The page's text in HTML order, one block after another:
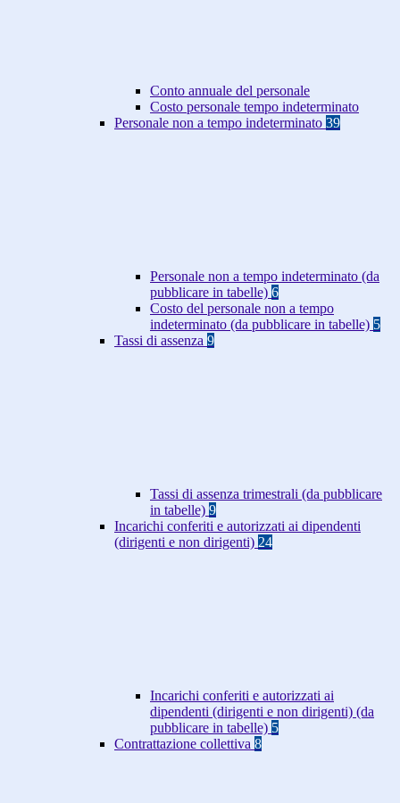
Conto annuale del personale
Costo personale tempo indeterminato
Personale non a tempo indeterminato 39
Personale non a tempo indeterminato (da
pubblicare in tabelle) 6
Costo del personale non a tempo
indeterminato (da pubblicare in tabelle) 5
Tassi di assenza 9
Tassi di assenza trimestrali (da pubblicare
in tabelle) 9
Incarichi conferiti e autorizzati ai dipendenti
(dirigenti e non dirigenti) 24
Incarichi conferiti e autorizzati ai
dipendenti (dirigenti e non dirigenti) (da
pubblicare in tabelle) 5
Contrattazione collettiva 8